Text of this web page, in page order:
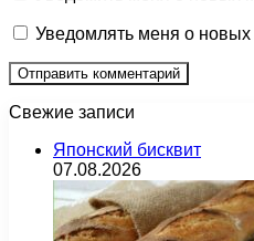
Уведомлять меня о новых
Свежие записи
Японский бисквит
07.08.2026